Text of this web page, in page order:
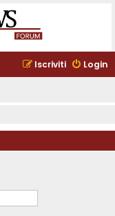
Login
Iscriviti